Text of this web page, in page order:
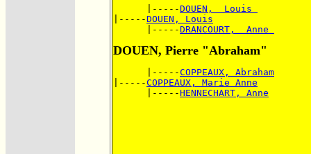
      |-----
DOUEN,  Louis
|-----DOUEN, Louis
      |-----
DRANCOURT,  Anne
DOUEN, Pierre "Abraham"
      |-----
COPPEAUX, Abraham
|-----COPPEAUX, Marie Anne
      |-----
HENNECHART, Anne